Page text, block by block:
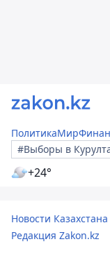
ПолитикаМир
#Выборы в
+24°
Новости
Редакция Zakon.kz